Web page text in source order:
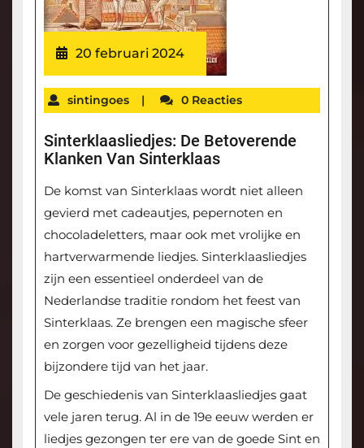
20 februari 2024
sintingoes | 0 Reacties
Sinterklaasliedjes: De Betoverende
Klanken Van Sinterklaas
De komst van Sinterklaas wordt niet alleen
gevierd met cadeautjes, pepernoten en
chocoladeletters, maar ook met vrolijke en
hartverwarmende liedjes. Sinterklaasliedjes
zijn een essentieel onderdeel van de
Nederlandse traditie rondom het feest van
Sinterklaas. Ze brengen een magische sfeer
en zorgen voor gezelligheid tijdens deze
bijzondere tijd van het jaar.
De geschiedenis van Sinterklaasliedjes gaat
vele jaren terug. Al in de 19e eeuw werden er
liedjes gezongen ter ere van de goede Sint en